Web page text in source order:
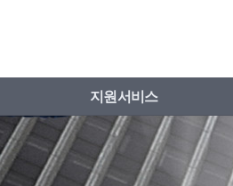
지원서비스